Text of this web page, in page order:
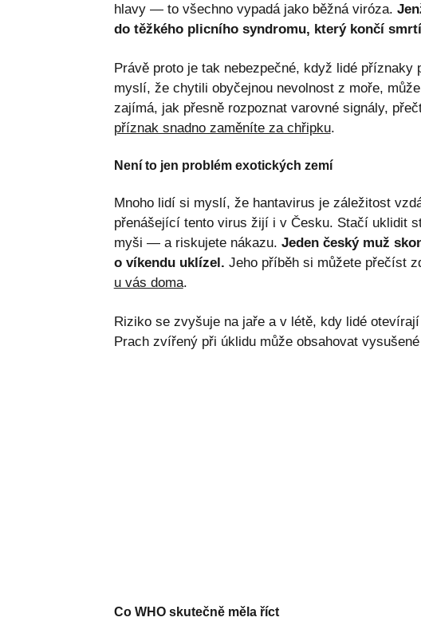
hlavy — to všechno vypadá jako běžná viróza.
do těžkého plicního syndromu, který končí
Právě proto je tak nebezpečné, když lidé
myslí, že chytili obyčejnou nevolnost z moře,
zajímá, jak přesně rozpoznat varovné signály,
příznak snadno zaměníte za chřipku.
Není to jen problém exotických zemí
Mnoho lidí si myslí, že hantavirus je záležitost
přenášející tento virus žijí i v Česku. Stačí uklidit
myši — a riskujete nákazu. Jeden český muž
o víkendu uklízel. Jeho příběh si můžete přečíst
u vás doma.
Riziko se zvyšuje na jaře a v létě, kdy lidé
Prach zvířený při úklidu může obsahovat
Co WHO skutečně měla říct